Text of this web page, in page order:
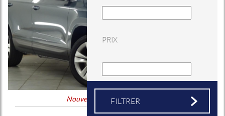
PRIX
Nouveauté Coup de coeur